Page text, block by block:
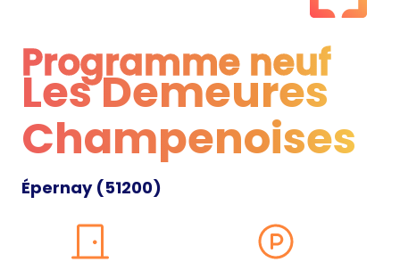
Programme neuf
Programme neuf
Les Demeures
Champenoises
Épernay(51200)